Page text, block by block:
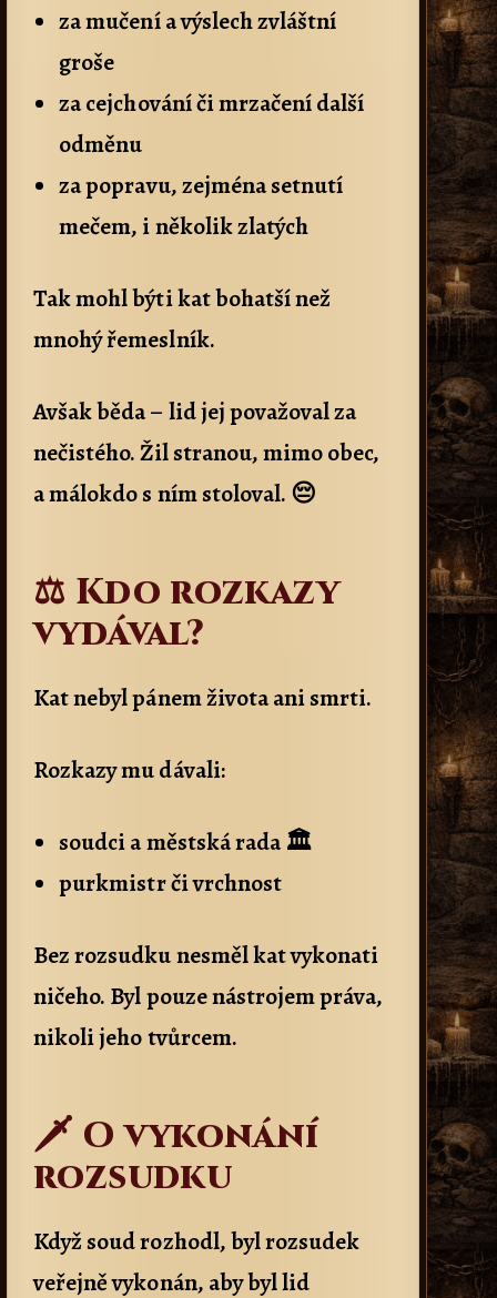
za mučení a výslech zvláštní
groše
za cejchování či mrzačení další
odměnu
za popravu, zejména setnutí
mečem, i několik zlatých
Tak mohl býti kat bohatší než
mnohý řemeslník.
Avšak běda – lid jej považoval za
nečistého. Žil stranou, mimo obec,
a málokdo s ním stoloval. 😔
⚖️ Kdo rozkazy
vydával?
Kat nebyl pánem života ani smrti.
Rozkazy mu dávali:
soudci a městská rada 🏛️
purkmistr či vrchnost
Bez rozsudku nesměl kat vykonati
ničeho. Byl pouze nástrojem práva,
nikoli jeho tvůrcem.
🗡️ O vykonání
rozsudku
Když soud rozhodl, byl rozsudek
veřejně vykonán, aby byl lid